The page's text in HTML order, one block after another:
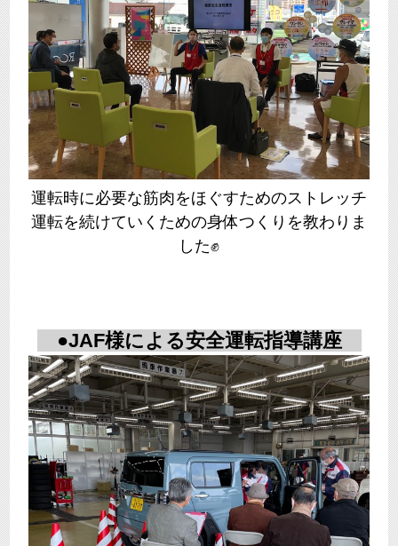
運転時に必要な筋肉をほぐすためのストレッチ
運転を続けていくための身体つくりを教わりま
した✊
●JAF様による安全運転指導講座